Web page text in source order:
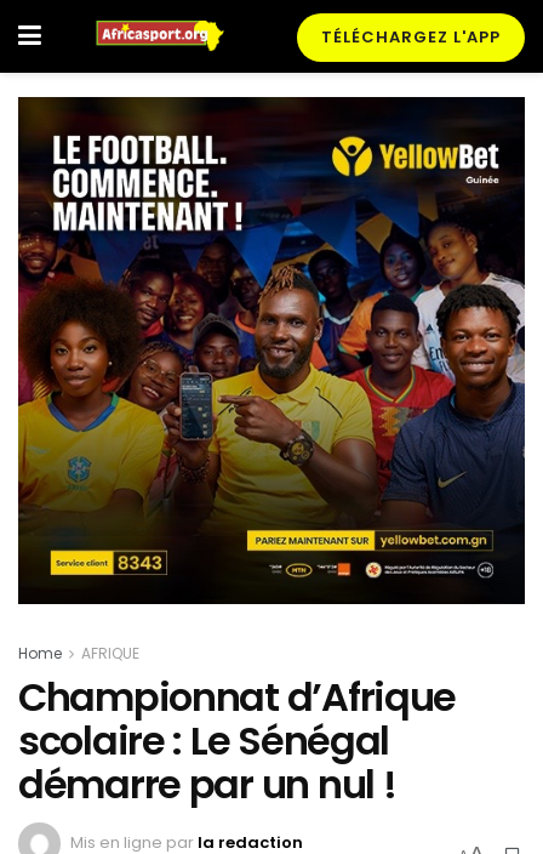
TÉLÉCHARGEZ L'APP
Home AFRIQUE
Championnat d’Afrique
scolaire : Le Sénégal
démarre par un nul !
Mis en ligne par la redaction